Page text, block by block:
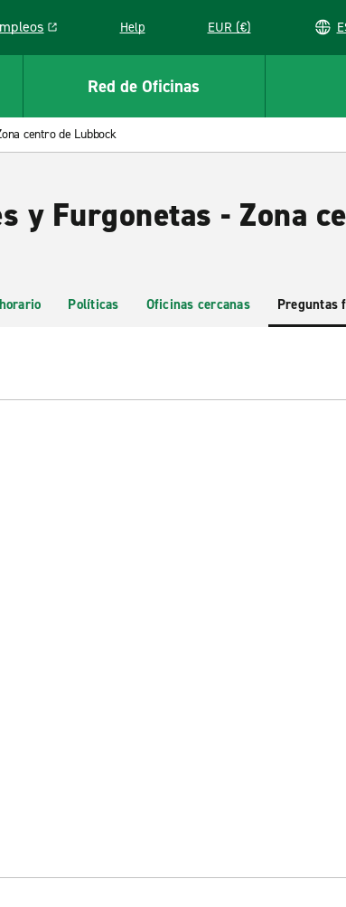
opens in a new window
Help EUR (€)
Red de Oficinas
centro de Lubbock
y Furgonetas - Zona
Políticas Oficinas cercanas Preguntas